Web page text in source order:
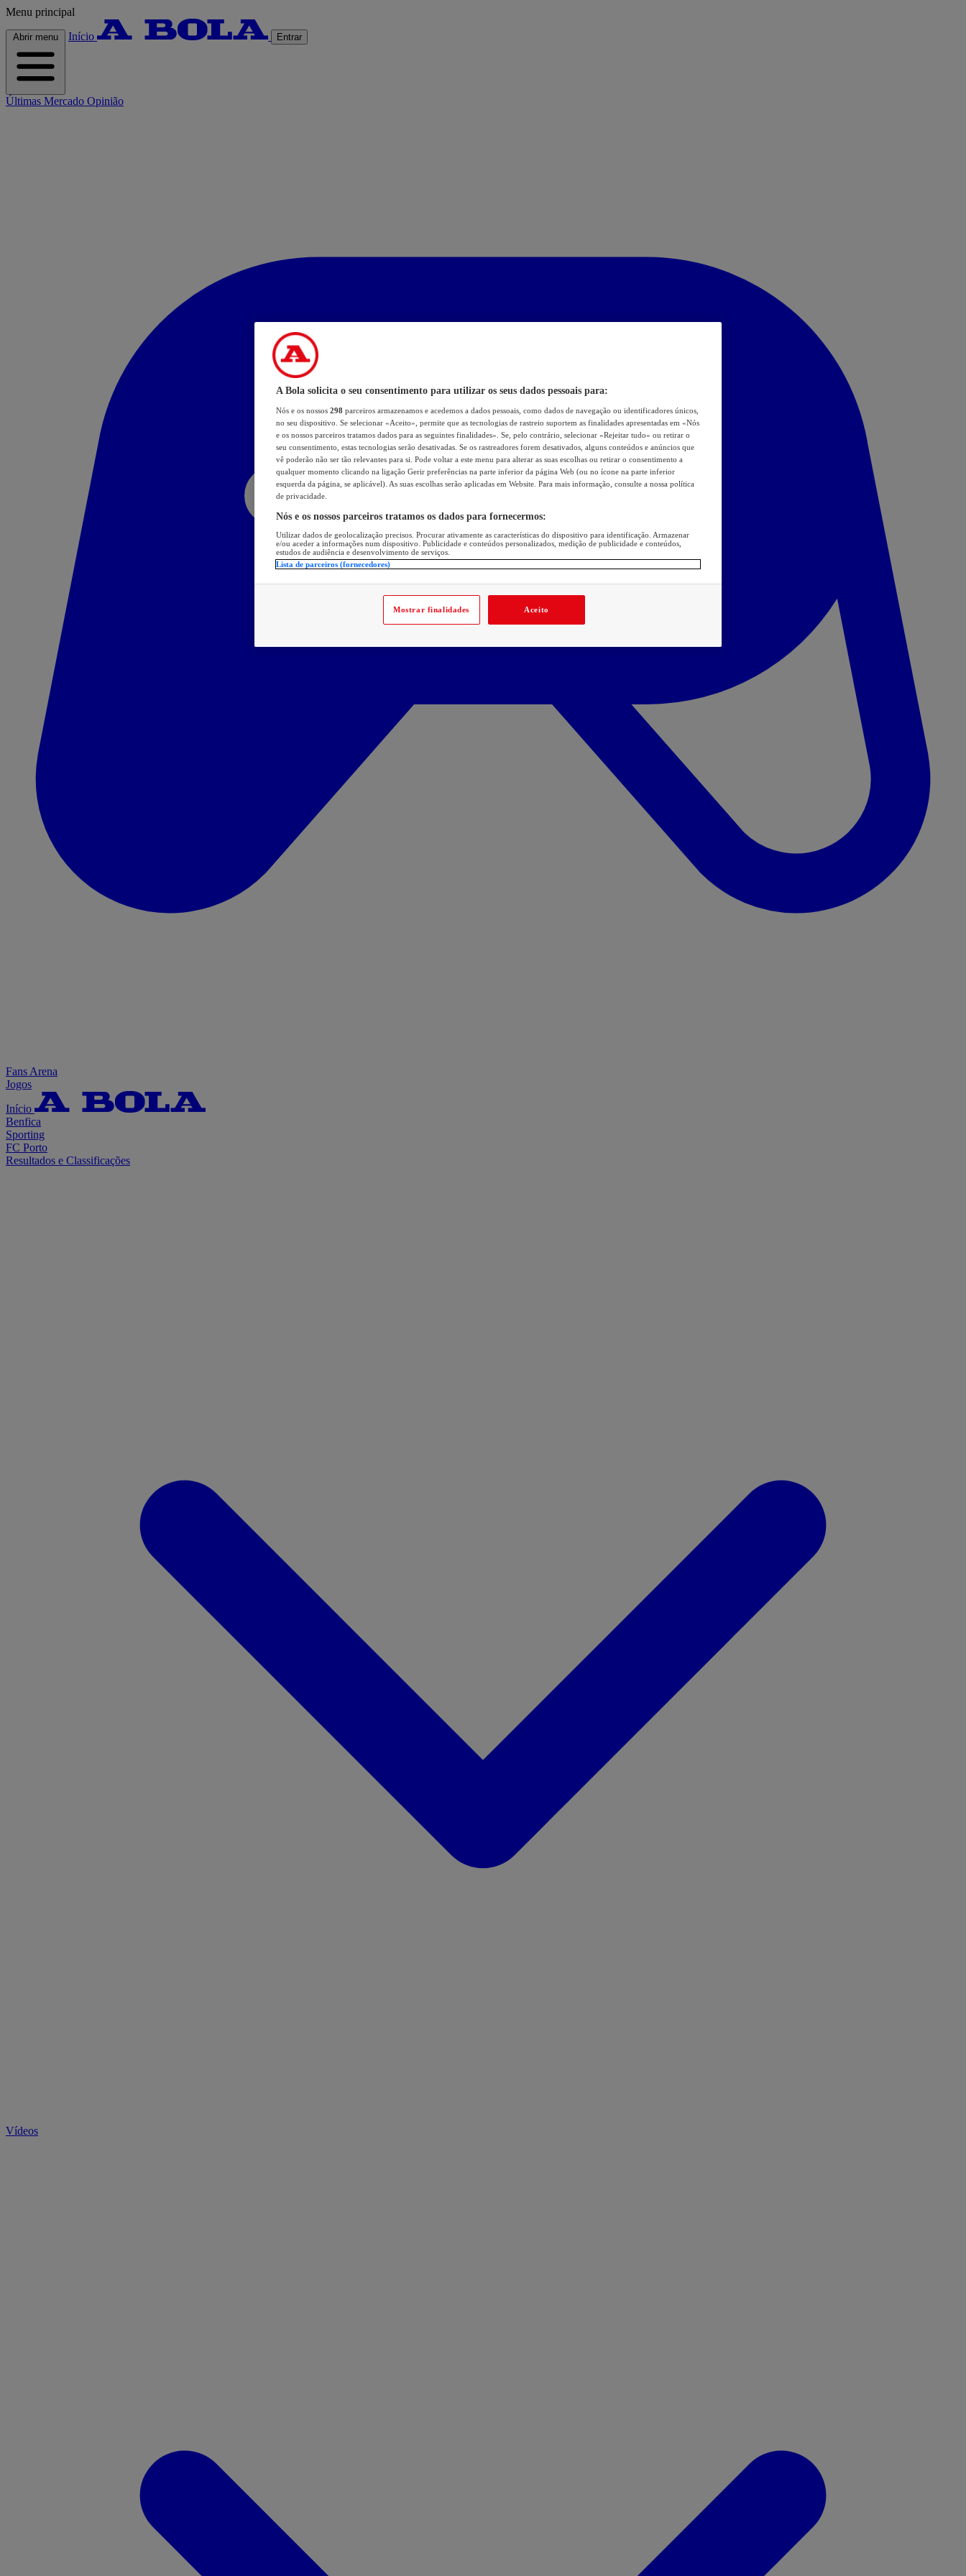
Menu principal
Abrir menu Início Entrar
Últimas Mercado Opinião
Fans Arena
Jogos
Início
Benfica
Sporting
FC Porto
Resultados e Classificações
Vídeos
A Bola solicita o seu consentimento para utilizar os seus dados pessoais para:
Nós e os nossos 298 parceiros armazenamos e acedemos a dados pessoais, como dados de navegação ou identificadores únicos,
no seu dispositivo. Se selecionar «Aceito», permite que as tecnologias de rastreio suportem as finalidades apresentadas em «Nós
e os nossos parceiros tratamos dados para as seguintes finalidades». Se, pelo contrário, selecionar «Rejeitar tudo» ou retirar o
seu consentimento, estas tecnologias serão desativadas. Se os rastreadores forem desativados, alguns conteúdos e anúncios que
vê poderão não ser tão relevantes para si. Pode voltar a este menu para alterar as suas escolhas ou retirar o consentimento a
qualquer momento clicando na ligação Gerir preferências na parte inferior da página Web (ou no ícone na parte inferior
esquerda da página, se aplicável). As suas escolhas serão aplicadas em Website. Para mais informação, consulte a nossa política
de privacidade.
Nós e os nossos parceiros tratamos os dados para fornecermos:
Utilizar dados de geolocalização precisos. Procurar ativamente as características do dispositivo para identificação. Armazenar
e/ou aceder a informações num dispositivo. Publicidade e conteúdos personalizados, medição de publicidade e conteúdos,
estudos de audiência e desenvolvimento de serviços.
Lista de parceiros (fornecedores)
Mostrar finalidades Aceito